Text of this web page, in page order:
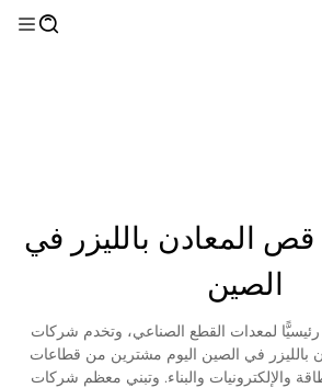
المعادن بالليزر في
الصين
لمعدات القطع الصناعي، وتخدم شركات
بالليزر في الصين اليوم مشترين من قطاعات
والإلكترونيات والبناء. وتبني معظم شركات